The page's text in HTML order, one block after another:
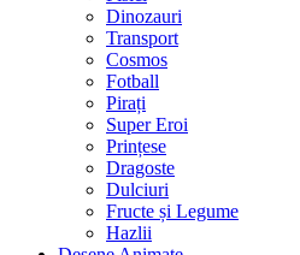
Dinozauri
Transport
Cosmos
Fotball
Pirați
Super Eroi
Prințese
Dragoste
Dulciuri
Fructe și Legume
Hazlii